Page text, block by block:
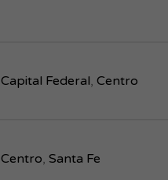
Capital Federal, Centro
Centro, Santa Fe